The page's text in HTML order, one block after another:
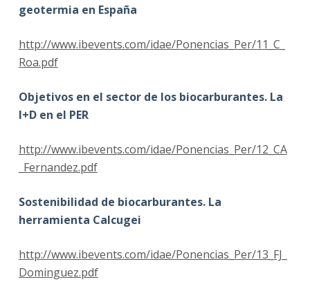
geotermia en España
http://www.ibevents.com/idae/Ponencias_Per/11_C_
Roa.pdf
Objetivos en el sector de los biocarburantes. La
I+D en el PER
http://www.ibevents.com/idae/Ponencias_Per/12_CA
_Fernandez.pdf
Sostenibilidad de biocarburantes. La
herramienta Calcugei
http://www.ibevents.com/idae/Ponencias_Per/13_FJ_
Dominguez.pdf